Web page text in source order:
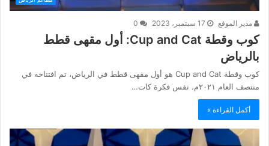
مدير الموقع 17 سبتمبر، 2023
كوب وقطة Cup and Cat: أول مقهى قطط
بالرياض
كوب وقطة Cup and Cat هو أول مقهى قطط في الرياض، تم افتتاحه في
منتصف العام ٢٠٢١م. نفس فكرة كات…
أكمل القراءة »